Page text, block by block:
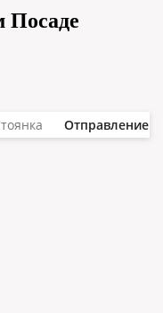
Посаде
Отправление